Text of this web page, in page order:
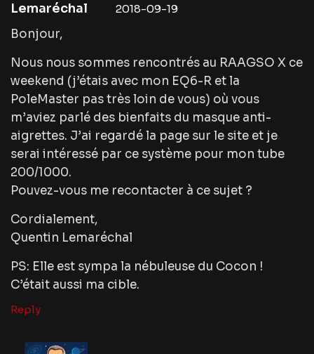
Lemaréchal 2018-09-19
Bonjour,
Nous nous sommes rencontrés au RAAGSO X ce
weekend (j’étais avec mon EQ6-R et la
PoleMaster pas très loin de vous) où vous
m’aviez parlé des bienfaits du masque anti-
aigrettes. J’ai regardé la page sur le site et je
serai intéressé par ce système pour mon tube
200/1000.
Pouvez-vous me recontacter à ce sujet ?
Cordialement,
Quentin Lemaréchal
PS: Elle est sympa la nébuleuse du Cocon !
C’était aussi ma cible.
Reply